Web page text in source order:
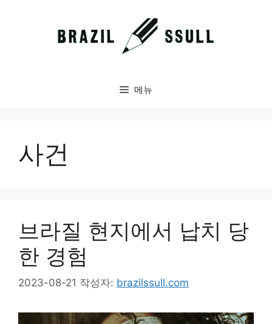
메뉴
사건
브라질 현지에서 납치 당
한 경험
2023-08-21 작성자: brazilssull.com